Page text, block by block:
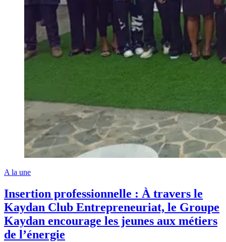
A la une
Insertion professionnelle : À travers le
Kaydan Club Entrepreneuriat, le Groupe
Kaydan encourage les jeunes aux métiers
de l’énergie